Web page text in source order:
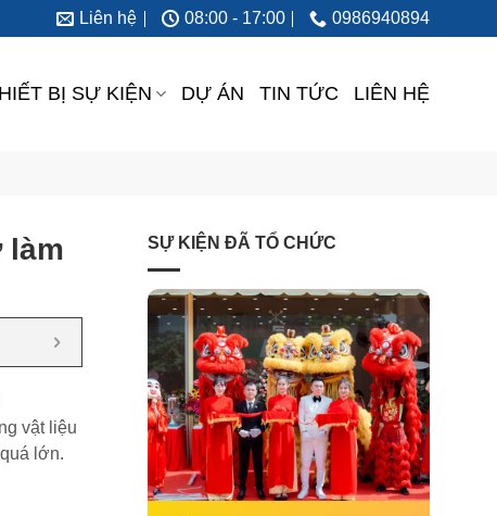
Liên hệ 08:00 - 17:00 0986940894
BỊ SỰ KIỆN DỰ ÁN TIN TỨC LIÊN HỆ
làm
vật liệu
lớn.
SỰ KIỆN ĐÃ TỔ CHỨC